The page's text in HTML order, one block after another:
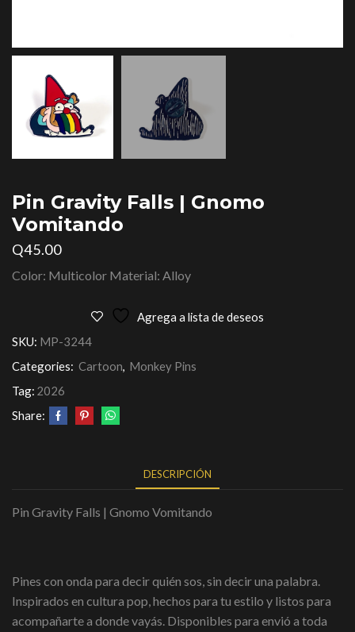
Pin Gravity Falls | Gnomo
Vomitando
Q45.00
Color: Multicolor Material: Alloy
Agrega a lista de deseos
SKU: MP-3244
Categories: Cartoon, Monkey Pins
Tag: 2026
Share:
DESCRIPCIÓN
Pin Gravity Falls | Gnomo Vomitando
Pines con onda para decir quién sos, sin decir una palabra.
Inspirados en cultura pop, hechos para tu estilo y listos para
acompañarte a donde vayás. Disponibles para envió a toda